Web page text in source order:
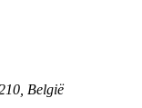
België